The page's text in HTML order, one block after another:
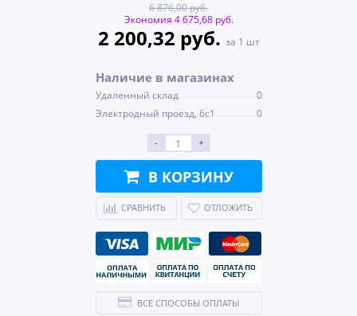
6 876,00 руб.
Экономия 4 675,68 руб.
2 200,32 руб. за 1 шт
Наличие в магазинах
Удаленный склад
0
Электродный проезд, 6с1
0
- +
В КОРЗИНУ
СРАВНИТЬ ОТЛОЖИТЬ
ВСЕ СПОСОБЫ ОПЛАТЫ